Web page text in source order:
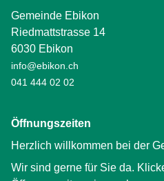
Gemeinde Ebikon
Riedmattstrasse 14
6030 Ebikon
info@ebikon.ch
041 444 02 02
Öffnungszeiten
Herzlich willkommen bei der
Wir sind gerne für Sie da.